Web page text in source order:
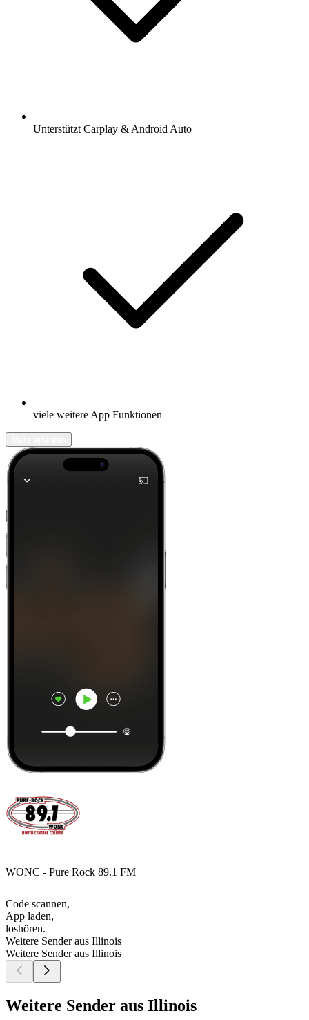
Unterstützt Carplay & Android Auto
viele weitere App Funktionen
WONC - Pure Rock 89.1 FM
Code scannen,
App laden,
loshören.
Weitere Sender aus Illinois
Weitere Sender aus Illinois
Weitere Sender aus Illinois